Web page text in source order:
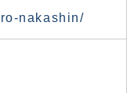
nakashin/